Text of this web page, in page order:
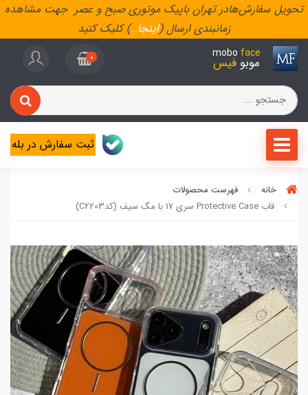
تحویل سفارش‌هادر تهران باپیک موتوری صبح و عصر جهت مشاهده
زمانبندی ارسال (اینجا..) کلیک کنید
mobo face
موبو فیس 0
ثبت سفارش در بله
خانه
فهرست محصولات
قاب Protective Case سری 17 با مگ سیف (کدC2203)